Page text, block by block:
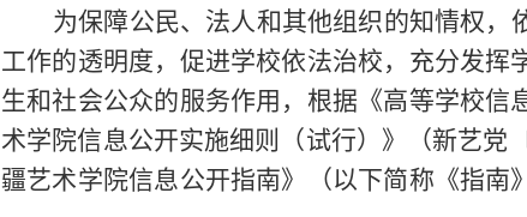
为保障公民、法人和其他组织的知情权，
工作的透明度，促进学校依法治校，充分发挥
生和社会公众的服务作用，根据《高等学校信
术学院信息公开实施细则（试行）》（新艺党
疆艺术学院信息公开指南》（以下简称《指南